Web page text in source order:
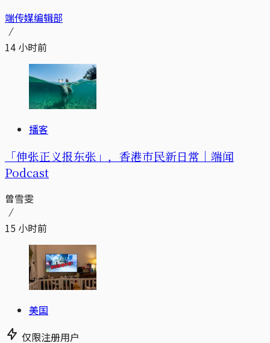
端传媒编辑部
14 小时前
播客
「伸张正义报东张」，香港市民新日常｜端闻
Podcast
曾雪雯
15 小时前
美国
仅限注册用户